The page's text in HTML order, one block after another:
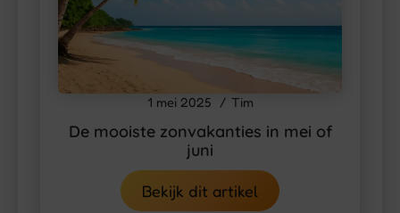
De mooiste zonvakanties in mei of
juni
1 mei 2025 Tim
Bekijk dit artikel